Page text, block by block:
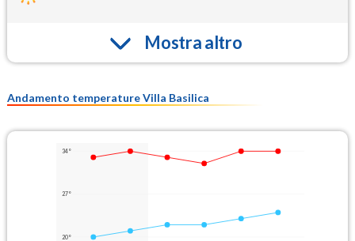
Mostra altro
Andamento temperature Villa Basilica
34°
27°
20°